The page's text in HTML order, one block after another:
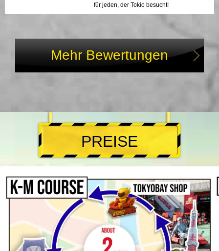
für jeden, der Tokio besucht!
Mehr Bewertungen
PREISE